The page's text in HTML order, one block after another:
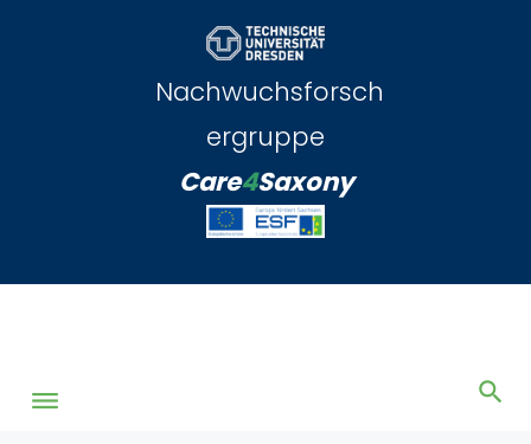
Nachwuchsforsch
ergruppe
Care4Saxony